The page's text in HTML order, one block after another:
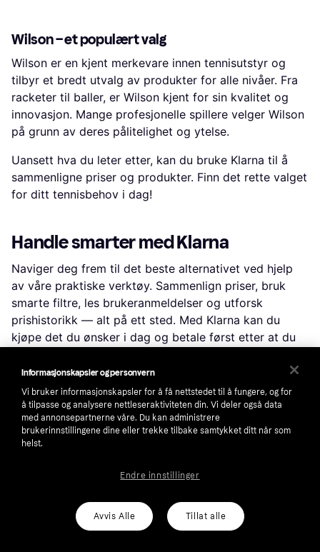
Wilson – et populært valg
Wilson er en kjent merkevare innen tennisutstyr og
tilbyr et bredt utvalg av produkter for alle nivåer. Fra
racketer til baller, er Wilson kjent for sin kvalitet og
innovasjon. Mange profesjonelle spillere velger Wilson
på grunn av deres pålitelighet og ytelse.
Uansett hva du leter etter, kan du bruke Klarna til å
sammenligne priser og produkter. Finn det rette valget
for ditt tennisbehov i dag!
Handle smarter med Klarna
Naviger deg frem til det beste alternativet ved hjelp
av våre praktiske verktøy. Sammenlign priser, bruk
smarte filtre, les brukeranmeldelser og utforsk
prishistorikk — alt på ett sted. Med Klarna kan du
kjøpe det du ønsker i dag og betale først etter at du
dem. Vi kaller det prøv først,
Filtrer og sorter
Leter du etter noe spesifikt? Filtrer etter alt fra pris og
produktene som er relevante for deg. Siden
mellom butikker, kan du enkelt finne din perfekte
match ved å også filtrere på dette.
Informasjonskapsler og personvern
Vi bruker informasjonskapsler for å få nettstedet til å fungere, og for
å tilpasse og analysere nettleseraktiviteten din. Vi deler også data
med annonsepartnerne våre. Du kan administrere
brukerinnstillingene dine eller trekke tilbake samtykket ditt når som
helst.
Avvis Alle Tillat alle
Endre innstillinger